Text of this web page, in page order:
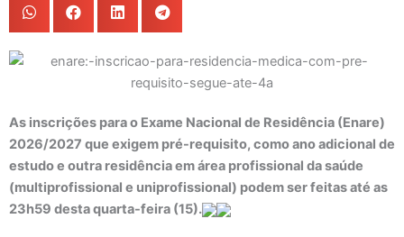
As inscrições para o Exame Nacional de Residência (Enare)
2026/2027 que exigem pré-requisito, como ano adicional de
estudo e outra residência em área profissional da saúde
(multiprofissional e uniprofissional) podem ser feitas até as
23h59 desta quarta-feira (15).